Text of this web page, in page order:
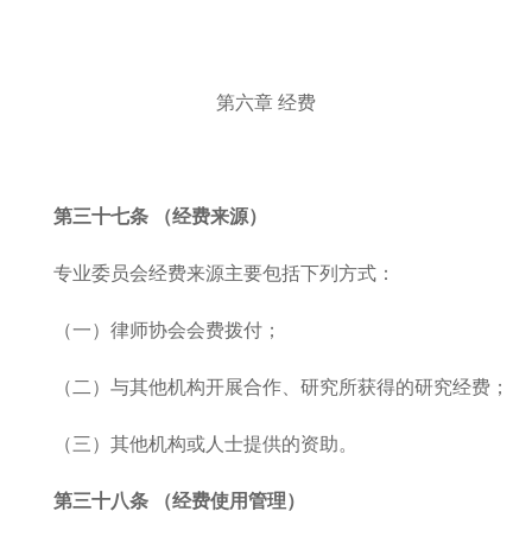
第六章 经费
第三十七条 （经费来源）
专业委员会经费来源主要包括下列方式：
（一）律师协会会费拨付；
（二）与其他机构开展合作、研究所获得的研究经费；
（三）其他机构或人士提供的资助。
第三十八条 （经费使用管理）